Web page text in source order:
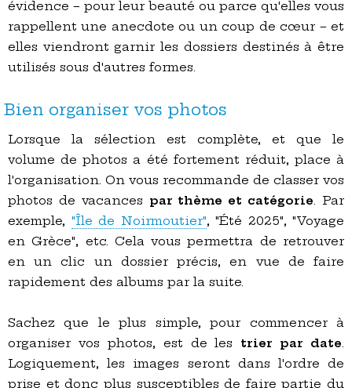
évidence – pour leur beauté ou parce qu'elles vous
rappellent une anecdote ou un coup de cœur – et
elles viendront garnir les dossiers destinés à être
utilisés sous d'autres formes.
Bien organiser vos photos
Lorsque la sélection est complète, et que le
volume de photos a été fortement réduit, place à
l'organisation. On vous recommande de classer vos
photos de vacances par thème et catégorie. Par
exemple, "Île de Noirmoutier", "Été 2025", "Voyage
en Grèce", etc. Cela vous permettra de retrouver
en un clic un dossier précis, en vue de faire
rapidement des albums par la suite.
Sachez que le plus simple, pour commencer à
organiser vos photos, est de les trier par date.
Logiquement, les images seront dans l'ordre de
prise et donc plus susceptibles de faire partie du